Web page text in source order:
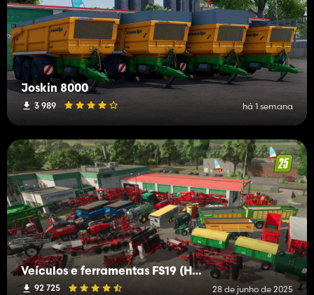
Joskin 8000
3 989 há 1 semana
Veículos e ferramentas FS19 (H-K)
92 725 28 de junho de 2025